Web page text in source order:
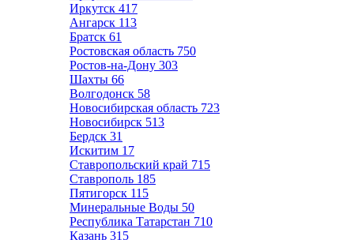
Иркутск 417
Ангарск 113
Братск 61
Ростовская область 750
Ростов-на-Дону 303
Шахты 66
Волгодонск 58
Новосибирская область 723
Новосибирск 513
Бердск 31
Искитим 17
Ставропольский край 715
Ставрополь 185
Пятигорск 115
Минеральные Воды 50
Республика Татарстан 710
Казань 315